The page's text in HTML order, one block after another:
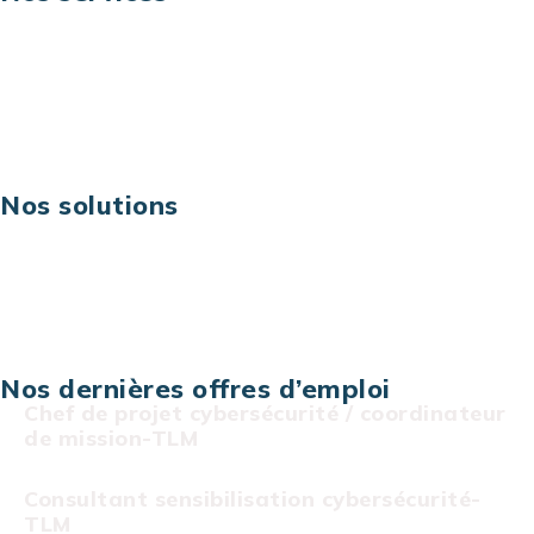
Nos solutions
Nos dernières offres d’emploi
Chef de projet cybersécurité / coordinateur